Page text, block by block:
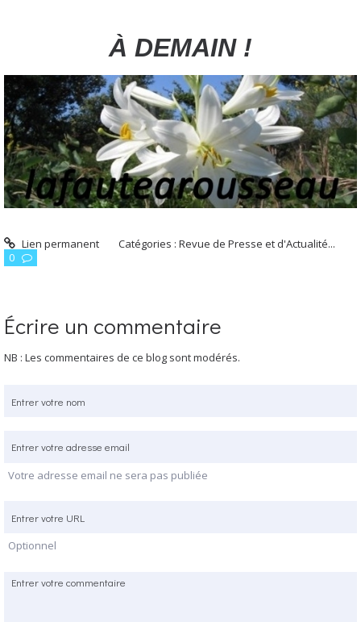
À DEMAIN !
Lien permanent Catégories :Revue de Presse et d'Actualité...
0
Écrire un commentaire
NB : Les commentaires de ce blog sont modérés.
Votre adresse email ne sera pas publiée
Optionnel